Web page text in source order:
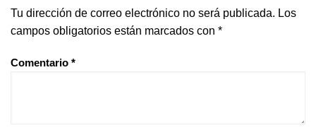
Tu dirección de correo electrónico no será publicada. Los
campos obligatorios están marcados con *
Comentario *